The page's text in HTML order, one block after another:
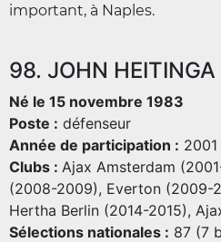
important, à Naples.
98. JOHN HEITINGA
Né le 15 novembre 1983
Poste : défenseur
Année de participation : 2001
Clubs : Ajax Amsterdam
(2008-2009), Everton (2009-
Hertha Berlin (2014-2015),
Sélections nationales : 87 (7